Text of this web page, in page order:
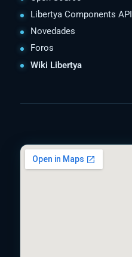
Libertya Components API
Novedades
Foros
Wiki Libertya